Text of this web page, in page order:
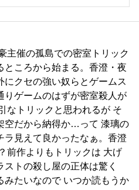
主催の孤島での密室トリック
ところから始まる。香澄・夜
にクセの強い奴らとゲームス
りゲームのはずが密室殺人が
なトリックと思われるが そ
空だから納得か…って 漆璃の
ラ見えて良かったなぁ。香澄
前作よりもトリックは 大げ
ストの殺し屋の正体は驚く
みたいなので いつか読もうか